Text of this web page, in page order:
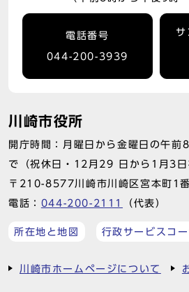
電話番号
044-200-3939
サ
川崎市役所
開庁時間：月曜日から金曜日の午
で（祝休日・12月29 日から1月3日
〒210-8577川崎市川崎区宮本町1
電話： 044-200-2111 （代表）
所在地と地図 行政サービスコ
川崎市ホームページについて